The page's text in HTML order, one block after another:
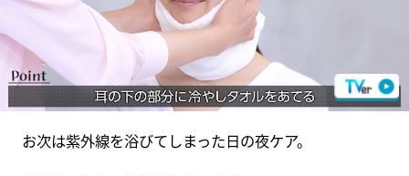
お次は紫外線を浴びてしまった日の夜ケア。